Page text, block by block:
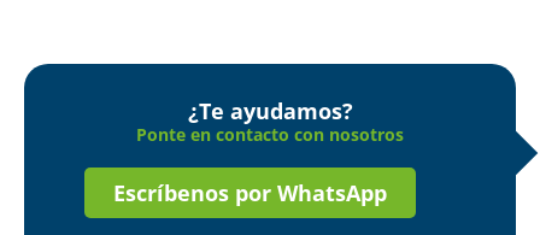
¿Te ayudamos?
Ponte en contacto con nosotros
Escríbenos por WhatsApp